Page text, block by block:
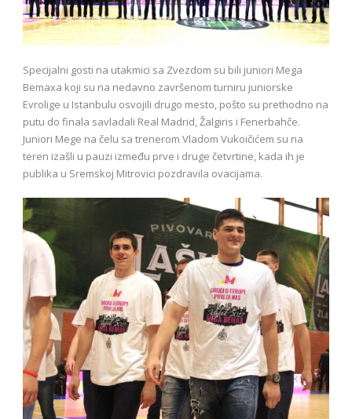
Specijalni gosti na utakmici sa Zvezdom su bili juniori Mega
Bemaxa koji su na nedavno završenom turniru juniorske
Evrolige u Istanbulu osvojili drugo mesto, pošto su prethodno na
putu do finala savladali Real Madrid, Žalgiris i Fenerbahče.
Juniori Mege na čelu sa trenerom Vladom Vukoičićem su na
teren izašli u pauzi između prve i druge četvrtine, kada ih je
publika u Sremskoj Mitrovici pozdravila ovacijama.